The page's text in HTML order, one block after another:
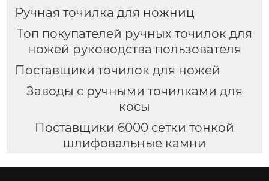
Ручная точилка для ножниц
Топ покупателей ручных точилок для
ножей руководства пользователя
Поставщики точилок для ножей
Заводы с ручными точилками для
косы
Поставщики 6000 сетки тонкой
шлифовальные камни